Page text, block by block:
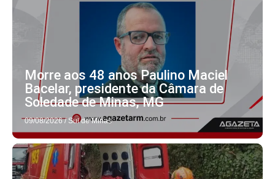
Morre aos 48 anos Paulino Maciel
Bacelar, presidente da Câmara de
Soledade de Minas, MG
09/08/2026 / Sul de Minas